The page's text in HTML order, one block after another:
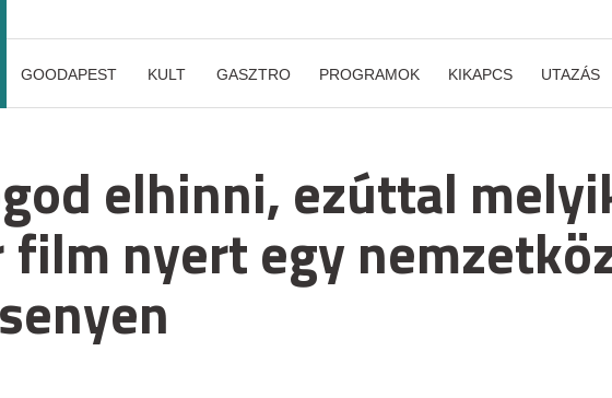
GOODAPEST KULT GASZTRO PROGRAMOK KIKAPCS UTAZÁS
elhinni, ezúttal
film nyert egy